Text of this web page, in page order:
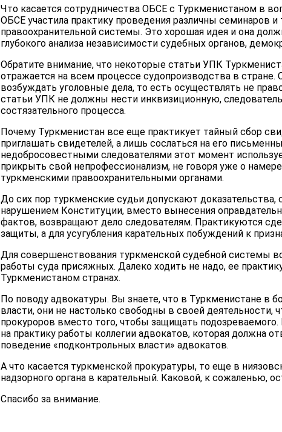
Что касается сотрудничества ОБСЕ с Туркменистаном в
ОБСЕ участила практику проведения различны семинаров
правоохранительной системы. Это хорошая идея и она
глубокого анализа независимости судебных органов,
Обратите внимание, что некоторые статьи УПК
отражается на всем процессе судопроизводства в
возбуждать уголовные дела, то есть осуществлять не
статьи УПК не должны нести инквизиционную,
состязательного процесса.
Почему Туркменистан все еще практикует тайный сбор
приглашать свидетелей, а лишь сослаться на его
недобросовестными следователями этот момент
прикрыть свой непрофессионализм, не говоря уже о
туркменскими правоохранительными органами.
До сих пор туркменские судьи допускают
нарушением Конституции, вместо вынесения
фактов, возвращают дело следователям. Практикуются
защиты, а для усугубления карательных побуждений к
Для совершенствования туркменской судебной системы
работы суда присяжных. Далеко ходить не надо, ее
Туркменистаном странах.
По поводу адвокатуры. Вы знаете, что в Туркменистане в
власти, они не настолько свободны в своей деятельности,
прокуроров вместо того, чтобы защищать
на практику работы коллегии адвокатов, которая должна
поведение «подконтрольных власти» адвокатов.
А что касается туркменской прокуратуры, то еще в
надзорного органа в карательный. Каковой, к сожаленью,
Спасибо за внимание.